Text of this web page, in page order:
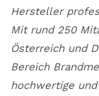
Hersteller
Mit rund 250
Österreich und
Bereich
hochwertige